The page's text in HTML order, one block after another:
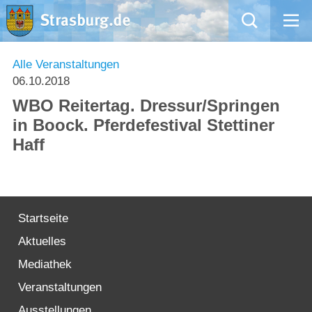
Mängelmeldung
Rathaus
Willkommen in Strasburg (Uckermark)
Alle Veranstaltungen
06.10.2018
WBO Reitertag. Dressur/Springen
in Boock. Pferdefestival Stettiner
Haff
Startseite
Aktuelles
Mediathek
Veranstaltungen